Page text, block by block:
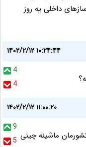
داخلی یه روز
۱۴۰۲/۲/۱۲ ۱۰:۲۴:۴۴
4
4
۱۴۰۲/۲/۱۲ ۱۱:۰۰:۲۰
9
5 ماشینه چینی